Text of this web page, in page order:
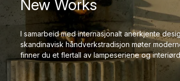
New Works
I samarbeid med internasjonalt anerkjente
skandinavisk håndverkstradisjon møter
finner du et flertall av lampeseriene og